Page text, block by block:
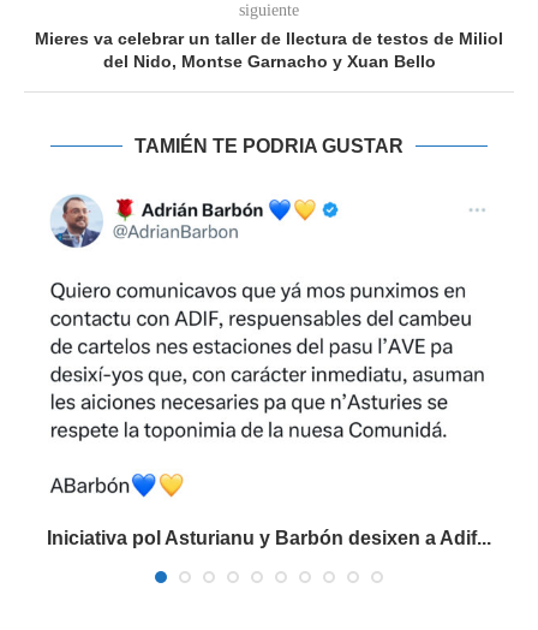
siguiente
Mieres va celebrar un taller de llectura de testos de Miliol
del Nido, Montse Garnacho y Xuan Bello
TAMIÉN TE PODRIA GUSTAR
Iniciativa pol Asturianu y Barbón desixen a Adif...